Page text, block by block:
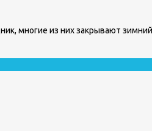
многие из них закрывают